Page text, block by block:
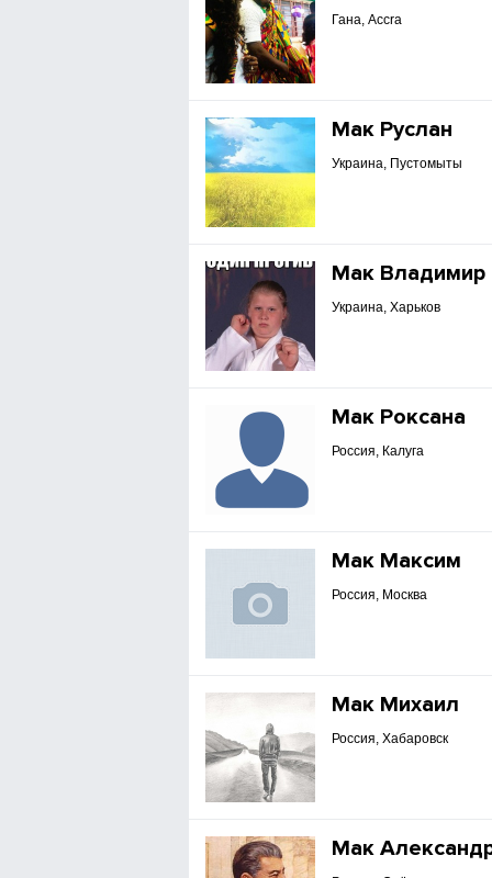
Гана, Accra
Мак Руслан
Украина, Пустомыты
Мак Владимир
Украина, Харьков
Мак Роксана
Россия, Калуга
Мак Максим
Россия, Москва
Мак Михаил
Россия, Хабаровск
Мак